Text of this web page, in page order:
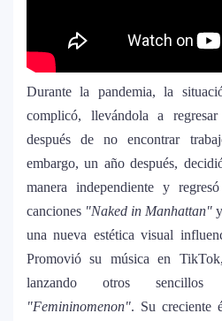
6
J Balvin y Ryan Castro
Snake y Eladio Carrión
7
¿Cristian Castro
Kühne? El cantante
amorosa y confiesa
estar solo”
8
Bad Bunny causa
antes de iniciar su
FOToS World Tour”
Durante la pandemia, la
complicó, llevándola a
después de no encontrar
embargo, un año después,
manera independiente y
canciones "Naked in Manhattan" y
una nueva estética visual
Promovió su música en
lanzando otros
"Femininomenon". Su creciente